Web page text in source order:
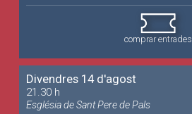
comprar entrades
Divendres 14 d'agost
21.30 h
Església de Sant Pere de Pals